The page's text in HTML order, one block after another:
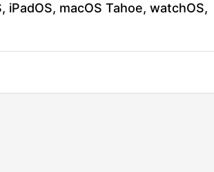
macOS Tahoe, watchOS,